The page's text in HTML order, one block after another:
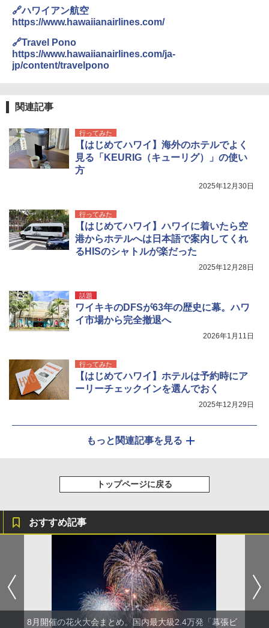
500002(88859)
￥9,990
広げるだけ パッとサッとテント キューブワ
イド ブラックコーティング フルクローズ メ
ATCW-150B エクルベージュ
￥-
防災用品 長期保存可能 緊急時用 日本国内発
送
￥3,680
￥6,459
通気窓付き】収納袋付き UVカット 防水 防災
コンパクト iimono117 (ブルー)
￥3,080
🔗ハワイアン航空
https://www.hawaiianairlines.com/
🔗Travel Pono
https://www.hawaiianairlines.com/ja-
jp/content/travelpono
関連記事
行ってみた
【はじめてハワイ】海外のホテルでよく
見る「KEURIG（キューリグ）」の使い
方
2025年12月30日
行ってみた
【はじめてハワイ】ハワイに着いたら空
港からホテルへは日本語で案内してくれ
るHISのシャトルが楽だった
2025年12月28日
話題
ワイキキのDFSが63年の歴史に幕。ハワ
イ市場から完全撤退へ
2026年1月11日
行ってみた
【はじめてハワイ】ホテルは予約時にア
ーリーチェックインを選んでおく
2025年12月29日
もっと関連記事を見る
トップページに戻る
おすすめ記事
8月開催の花火大会まとめ。国内最大級2.4万発「幕張ビ